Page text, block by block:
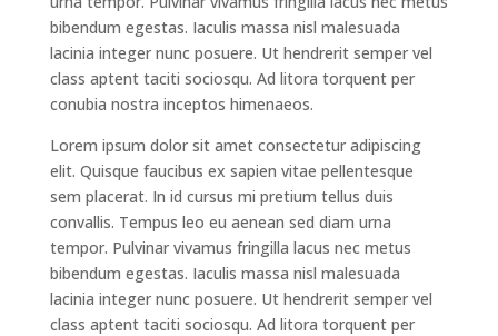
bibendum egestas. Iaculis massa nisl malesuada
lacinia integer nunc posuere. Ut hendrerit semper vel
class aptent taciti sociosqu. Ad litora torquent per
conubia nostra inceptos himenaeos.
Lorem ipsum dolor sit amet consectetur adipiscing
elit. Quisque faucibus ex sapien vitae pellentesque
sem placerat. In id cursus mi pretium tellus duis
convallis. Tempus leo eu aenean sed diam urna
tempor. Pulvinar vivamus fringilla lacus nec metus
bibendum egestas. Iaculis massa nisl malesuada
lacinia integer nunc posuere. Ut hendrerit semper vel
class aptent taciti sociosqu. Ad litora torquent per